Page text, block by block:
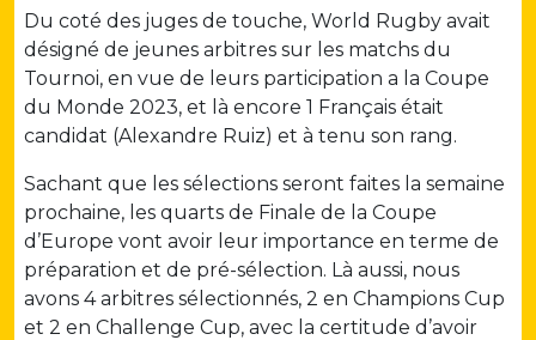
Du coté des juges de touche, World Rugby avait
désigné de jeunes arbitres sur les matchs du
Tournoi, en vue de leurs participation a la Coupe
du Monde 2023, et là encore 1 Français était
candidat (Alexandre Ruiz) et à tenu son rang.
Sachant que les sélections seront faites la semaine
prochaine, les quarts de Finale de la Coupe
d’Europe vont avoir leur importance en terme de
préparation et de pré-sélection. Là aussi, nous
avons 4 arbitres sélectionnés, 2 en Champions Cup
et 2 en Challenge Cup, avec la certitude d’avoir